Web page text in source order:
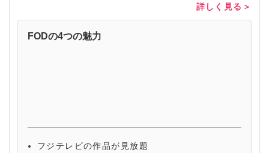
詳しく見る＞
FODの4つの魅力
フジテレビの作品が見放題